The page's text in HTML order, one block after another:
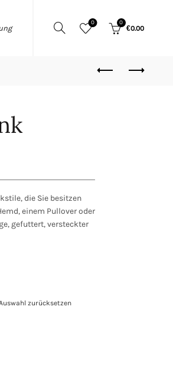
0 0
€0.00
die Sie besitzen
einem Pullover oder
gefuttert, versteckter
zurücksetzen